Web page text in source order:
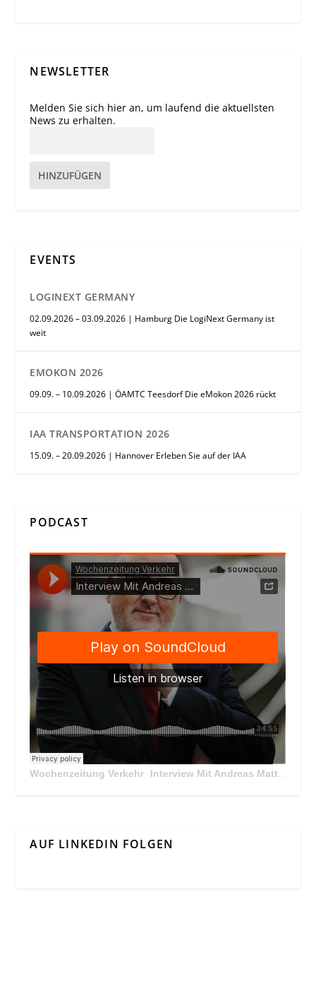
NEWSLETTER
Melden Sie sich hier an, um laufend die aktuellsten
News zu erhalten.
HINZUFÜGEN
EVENTS
LOGINEXT GERMANY
02.09.2026 – 03.09.2026 | Hamburg Die LogiNext Germany ist
weit
EMOKON 2026
09.09. – 10.09.2026 | ÖAMTC Teesdorf Die eMokon 2026 rückt
IAA TRANSPORTATION 2026
15.09. – 20.09.2026 | Hannover Erleben Sie auf der IAA
PODCAST
Wochenzeitung Verkehr · Interview Mit Andreas Matthä, CEO der ÖBB Holding
AUF LINKEDIN FOLGEN